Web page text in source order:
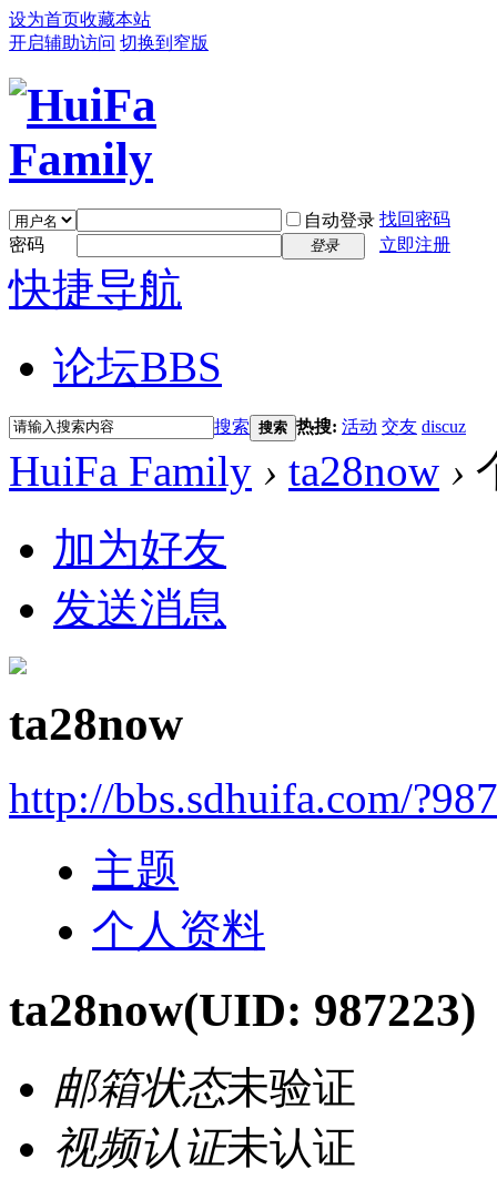
设为首页收藏本站
开启辅助访问 切换到窄版
自动登录 找回密码
密码
登录 立即注册
快捷导航
论坛BBS
搜索 搜索 热搜: 活动 交友 discuz
HuiFa Family › ta28now ›
加为好友
发送消息
ta28now
http://bbs.sdhuifa.com/
主题
个人资料
ta28now(UID: 987223)
邮箱状态未验证
视频认证未认证